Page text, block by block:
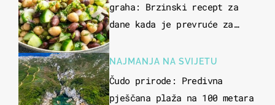
graha: Brzinski recept za
dane kada je prevruće za
NAJMANJA NA SVIJETU
Čudo prirode: Predivna
pješčana plaža na 100 metara